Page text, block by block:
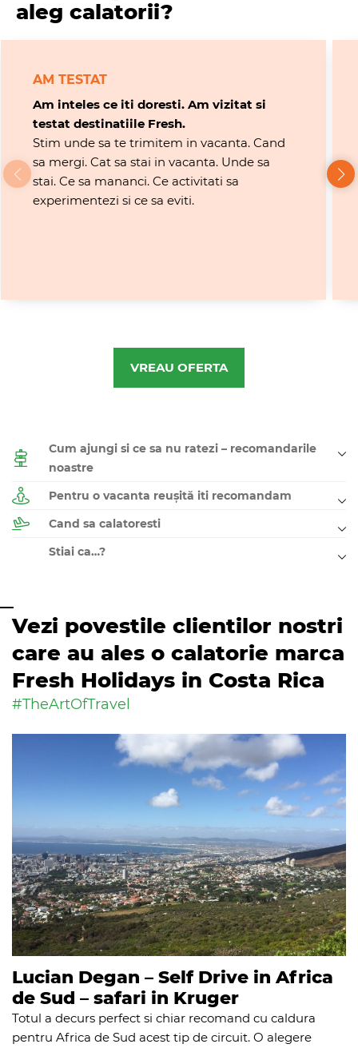
aleg calatorii?
AM TESTAT
Am inteles ce iti doresti. Am vizitat si
testat destinatiile Fresh.
Stim unde sa te trimitem in vacanta. Cand
sa mergi. Cat sa stai in vacanta. Unde sa
stai. Ce sa mananci. Ce activitati sa
experimentezi si ce sa eviti.
VREAU OFERTA
Cum ajungi si ce sa nu ratezi – recomandarile
noastre
Pentru o vacanta reușită iti recomandam
Cand sa calatoresti
Stiai ca…?
Vezi povestile clientilor nostri
care au ales o calatorie marca
Fresh Holidays in Costa Rica
#TheArtOfTravel
Lucian Degan – Self Drive in Africa
de Sud – safari in Kruger
Totul a decurs perfect si chiar recomand cu caldura
pentru Africa de Sud acest tip de circuit. O alegere